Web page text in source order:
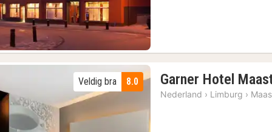
8.0
Veldig bra Garner Hotel
Nederland › Limburg ›